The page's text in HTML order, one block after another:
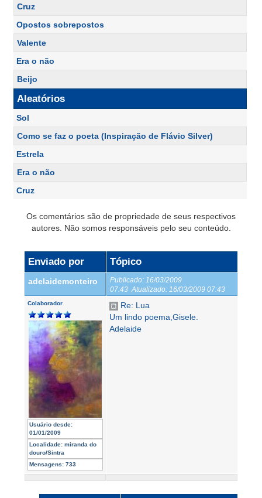
Cruz
Opostos sobrepostos
Valente
Era o não
Beijo
Aleatórios
Sol
Como se faz o poeta (Inspiração de Flávio Silver)
Estrela
Era o não
Cruz
Os comentários são de propriedade de seus respectivos
autores. Não somos responsáveis pelo seu conteúdo.
Enviado por Tópico
adelaidemonteiro Publicado: 16/03/2009
07:43 Atualizado: 16/03/2009 07:43
Colaborador
Usuário desde:
01/01/2009
Localidade: miranda do
douro/Sintra
Mensagens: 733
Re: Lua
Um lindo poema,Gisele.
Adelaide